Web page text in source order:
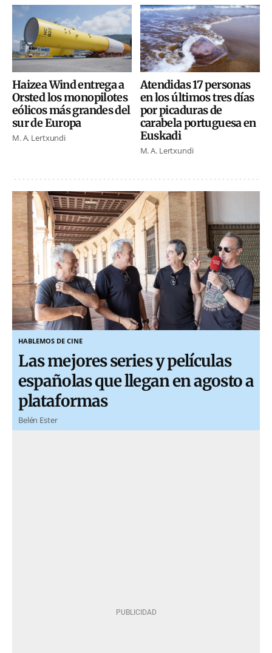
Haizea Wind entrega a
Orsted los monopilotes
eólicos más grandes del
sur de Europa
M. A. Lertxundi
Atendidas 17 personas
en los últimos tres días
por picaduras de
carabela portuguesa en
Euskadi
M. A. Lertxundi
HABLEMOS DE CINE
Las mejores series y películas
españolas que llegan en agosto a
plataformas
Belén Ester